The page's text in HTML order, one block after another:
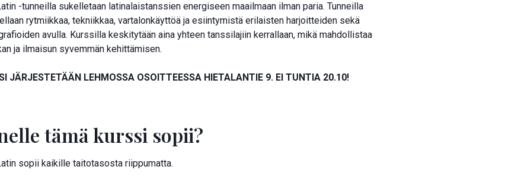
-tunneilla sukelletaan latinalaistanssien energiseen maailmaan ilman paria. Tunneilla
rytmiikkaa, tekniikkaa, vartalonkäyttöä ja esiintymistä erilaisten harjoitteiden sekä
avulla. Kurssilla keskitytään aina yhteen tanssilajiin kerrallaan, mikä mahdollistaa
ja ilmaisun syvemmän kehittämisen.
JÄRJESTETÄÄN LEHMOSSA OSOITTEESSA HIETALANTIE 9. EI TUNTIA 20.10!
tämä kurssi sopii?
sopii kaikille taitotasosta riippumatta.